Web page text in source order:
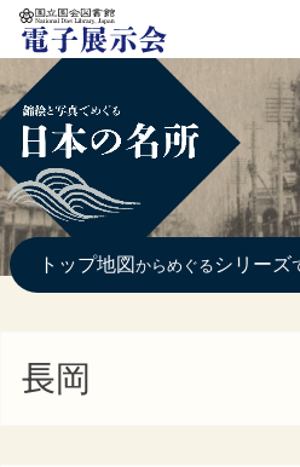
本文へ移動
トップ地図 からめぐる シリーズ
長岡